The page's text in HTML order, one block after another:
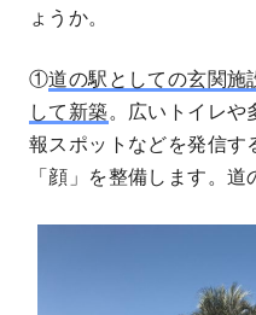
ょうか。
①道の駅としての玄関施
して新築。広いトイレや
報スポットなどを発信
「顔」を整備します。道